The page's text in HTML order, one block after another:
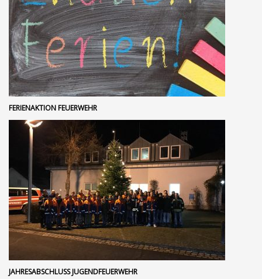
FERIENAKTION FEUERWEHR
JAHRESABSCHLUSS JUGENDFEUERWEHR